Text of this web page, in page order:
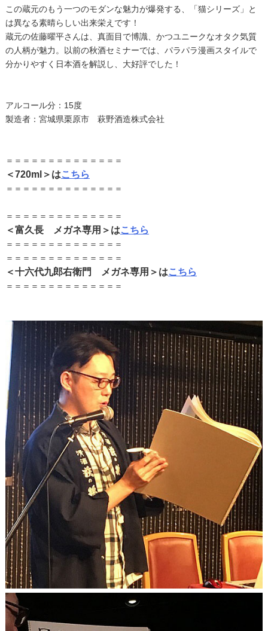
この蔵元のもう一つのモダンな魅力が爆発する、「猫シリーズ」と
は異なる素晴らしい出来栄えです！
蔵元の佐藤曜平さんは、真面目で博識、かつユニークなオタク気質
の人柄が魅力。以前の秋酒セミナーでは、パラパラ漫画スタイルで
分かりやすく日本酒を解説し、大好評でした！
アルコール分：15度
製造者：宮城県栗原市 萩野酒造株式会社
＝＝＝＝＝＝＝＝＝＝＝＝＝＝
＜720ml＞はこちら
＝＝＝＝＝＝＝＝＝＝＝＝＝＝
＝＝＝＝＝＝＝＝＝＝＝＝＝＝
＜富久長 メガネ専用＞はこちら
＝＝＝＝＝＝＝＝＝＝＝＝＝＝
＝＝＝＝＝＝＝＝＝＝＝＝＝＝
＜十六代九郎右衛門 メガネ専用＞はこちら
＝＝＝＝＝＝＝＝＝＝＝＝＝＝